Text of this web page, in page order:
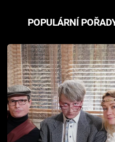
POPULÁRNÍ